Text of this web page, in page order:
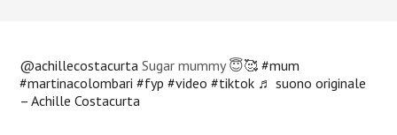
@achillecostacurta Sugar mummy 😇🥰#mum
#martinacolombari #fyp #video #tiktok ♬ suono originale
– Achille Costacurta